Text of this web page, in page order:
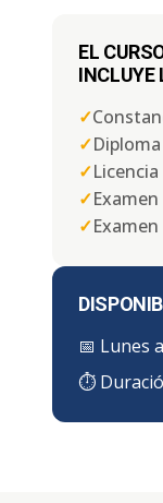
EL
INCLUYE
✓
✓
✓
✓
✓
📅 Lunes
⏱